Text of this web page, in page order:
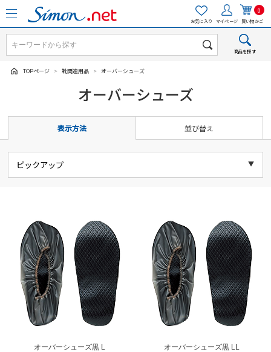
お気に入り マイページ
0
買い物かご
商品を探す
TOPページ > 靴関連用品 > オーバーシューズ
オーバーシューズ
表示方法 並び替え
オーバーシューズ黒 L
オーバーシューズ黒 LL